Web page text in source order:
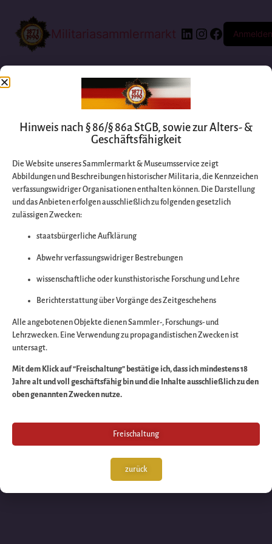
Militariasammlermarkt Anmelden
Entschuldigen Sie
bitte die
Wir arbeiten an
großartigen Sache
schauen Sie bald
wieder vorbei!
Hinweis nach § 86/§ 86a StGB, sowie zur Alters- &
Geschäftsfähigkeit
Die Website unseres Sammlermarkt & Museumsservice zeigt
Abbildungen und Beschreibungen historischer Militaria, die Kennzeichen
verfassungswidriger Organisationen enthalten können. Die Darstellung
und das Anbieten erfolgen ausschließlich zu folgenden gesetzlich
zulässigen Zwecken:
staatsbürgerliche Aufklärung
Abwehr verfassungswidriger Bestrebungen
wissenschaftliche oder kunsthistorische Forschung und Lehre
Berichterstattung über Vorgänge des Zeitgeschehens
Alle angebotenen Objekte dienen Sammler-, Forschungs- und
Lehrzwecken. Eine Verwendung zu propagandistischen Zwecken ist
untersagt.
Mit dem Klick auf “Freischaltung” bestätige ich, dass ich mindestens 18
Jahre alt und voll geschäftsfähig bin und die Inhalte ausschließlich zu den
oben genannten Zwecken nutze.
Freischaltung
zurück